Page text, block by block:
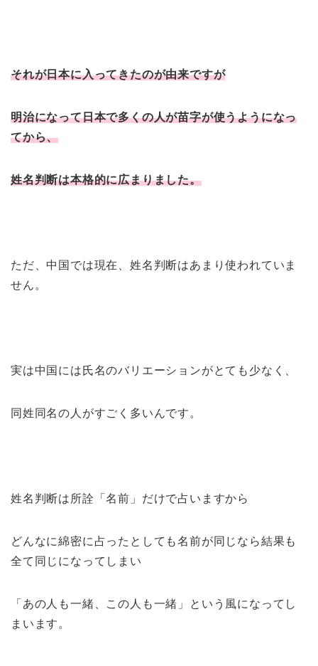
それが日本に入ってきたのが由来ですが
明治になって日本で多くの人が苗字が使うようになっ
てから、
姓名判断は本格的に広まりました。
ただ、中国では現在、姓名判断はあまり使われていま
せん。
実は中国には氏名のバリエーションがとても少なく、
同姓同名の人がすごく多いんです。
姓名判断は所詮「名前」だけで占いますから
どんなに綿密に占ったとしても名前が同じなら結果も
全て同じになってしまい
「あの人も一緒、この人も一緒」という風になってし
まいます。